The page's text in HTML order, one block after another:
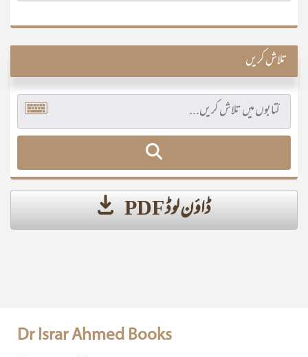
تلاش کریں
ڈاؤن لوڈ PDF
Dr Israr Ahmed Books